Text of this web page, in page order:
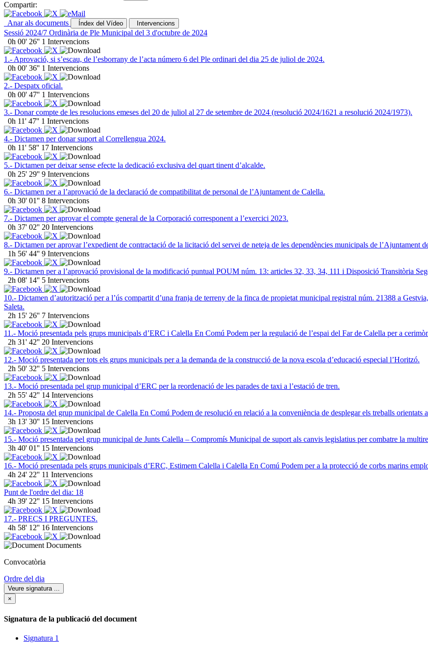
Compartir:
Anar als documents Índex del Vídeo Intervencions
Sessió 2024/7 Ordinària de Ple Municipal del 3 d'octubre de 2024
0h 00' 26'' 1 Intervencions
1.- Aprovació, si s’escau, de l’esborrany de l’acta número 6 del Ple ordinari del dia 25 de juliol de 2024.
0h 00' 36'' 1 Intervencions
2.- Despatx oficial.
0h 00' 47'' 1 Intervencions
3.- Donar compte de les resolucions emeses del 20 de juliol al 27 de setembre de 2024 (resolució 2024/1621 a resolució 2024/1973).
0h 11' 47'' 1 Intervencions
4.- Dictamen per donar suport al Correllengua 2024.
0h 11' 58'' 17 Intervencions
5.- Dictamen per deixar sense efecte la dedicació exclusiva del quart tinent d’alcalde.
0h 25' 29'' 9 Intervencions
6.- Dictamen per a l’aprovació de la declaració de compatibilitat de personal de l’Ajuntament de Calella.
0h 30' 01'' 8 Intervencions
7.- Dictamen per aprovar el compte general de la Corporació corresponent a l’exercici 2023.
0h 37' 02'' 20 Intervencions
8.- Dictamen per aprovar l’expedient de contractació de la licitació del servei de neteja de les dependències municipals de l’Ajuntament
1h 56' 44'' 9 Intervencions
9.- Dictamen per a l’aprovació provisional de la modificació puntual POUM núm. 13: articles 32, 33, 34, 111 i Disposició Transitòria
2h 08' 14'' 5 Intervencions
10.- Dictamen d’autorització per a l’ús compartit d’una franja de terreny de la finca de propietat municipal registral núm. 21388 a
Saleta.
2h 15' 26'' 7 Intervencions
11.- Moció presentada pels grups municipals d’ERC i Calella En Comú Podem per la regulació de l’espai del Far de Calella per a
2h 31' 42'' 20 Intervencions
12.- Moció presentada per tots els grups municipals per a la demanda de la construcció de la nova escola d’educació especial l’Horitzó.
2h 50' 32'' 5 Intervencions
13.- Moció presentada pel grup municipal d’ERC per la reordenació de les parades de taxi a l’estació de tren.
2h 55' 42'' 14 Intervencions
14.- Proposta del grup municipal de Calella En Comú Podem de resolució en relació a la conveniència de desplegar els treballs
3h 13' 30'' 15 Intervencions
15.- Moció presentada pel grup municipal de Junts Calella – Compromís Municipal de suport als canvis legislatius per combatre la
3h 40' 01'' 15 Intervencions
16.- Moció presentada pels grups municipals d’ERC, Estimem Calella i Calella En Comú Podem per a la protecció de corbs marins
4h 24' 22'' 11 Intervencions
Punt de l'ordre del dia: 18
4h 39' 22'' 15 Intervencions
17.- PRECS I PREGUNTES.
4h 58' 12'' 16 Intervencions
Documents
Convocatòria
Ordre del dia
Veure signatura ...
×
Signatura de la publicació del document
Signatura 1